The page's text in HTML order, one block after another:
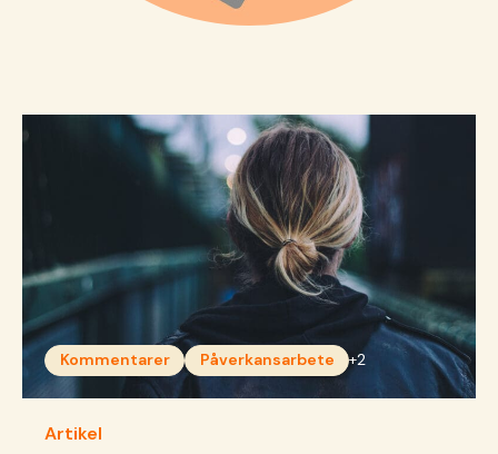
Kommentarer Påverkansarbete +2
Artikel